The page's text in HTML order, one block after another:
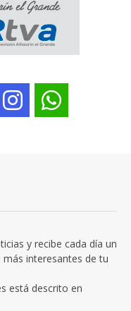
y recibe cada día un
interesantes de tu
está descrito en